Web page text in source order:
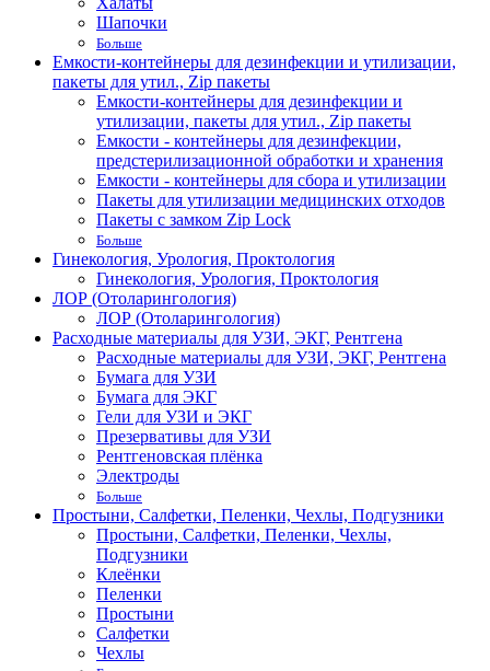
Шапочки
Больше
Емкости-контейнеры для дезинфекции и утилизации,
пакеты для утил., Zip пакеты
Емкости-контейнеры для дезинфекции и
утилизации, пакеты для утил., Zip пакеты
Емкости - контейнеры для дезинфекции,
предстерилизационной обработки и хранения
Емкости - контейнеры для сбора и утилизации
Пакеты для утилизации медицинских отходов
Пакеты с замком Zip Lock
Больше
Гинекология, Урология, Проктология
Гинекология, Урология, Проктология
ЛОР (Отоларингология)
ЛОР (Отоларингология)
Расходные материалы для УЗИ, ЭКГ, Рентгена
Расходные материалы для УЗИ, ЭКГ, Рентгена
Бумага для УЗИ
Бумага для ЭКГ
Гели для УЗИ и ЭКГ
Презервативы для УЗИ
Рентгеновская плёнка
Электроды
Больше
Простыни, Салфетки, Пеленки, Чехлы, Подгузники
Простыни, Салфетки, Пеленки, Чехлы,
Подгузники
Клеёнки
Пеленки
Простыни
Салфетки
Чехлы